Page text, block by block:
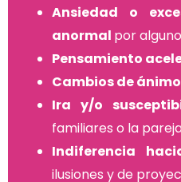
Ansiedad o
anormal por
Pensamiento
Cambios de ánimo
Ira y/o
familiares o la
Indiferencia
ilusiones y de